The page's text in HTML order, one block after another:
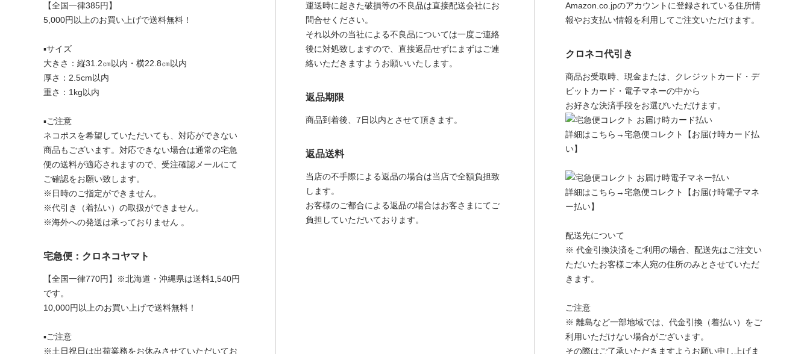
【全国一律385円】
5,000円以上のお買い上げで送料無料！
▪︎サイズ
大きさ：縦31.2㎝以内・横22.8㎝以内
厚さ：2.5cm以内
重さ：1kg以内
▪︎ご注意
ネコポスを希望していただいても、対応ができない
商品もございます。対応できない場合は通常の宅急
便の送料が適応されますので、受注確認メールにて
ご確認をお願い致します。
※日時のご指定ができません。
※代引き（着払い）の取扱ができません。
※海外への発送は承っておりません 。
宅急便：クロネコヤマト
【全国一律770円】※北海道・沖縄県は送料1,540円
です。
10,000円以上のお買い上げで送料無料！
▪︎ご注意
※土日祝日は出荷業務をお休みさせていただいてお
運送時に起きた破損等の不良品は直接配送会社にお
問合せください。
それ以外の当社による不良品については一度ご連絡
後に対処致しますので、直接返品せずにまずはご連
絡いただきますようお願いいたします。
返品期限
商品到着後、7日以内とさせて頂きます。
返品送料
当店の不手際による返品の場合は当店で全額負担致
します。
お客様のご都合による返品の場合はお客さまにてご
負担していただいております。
Amazon.co.jpのアカウントに登録されている住所情
報やお支払い情報を利用してご注文いただけます。
クロネコ代引き
商品お受取時、現金または、クレジットカード・デ
ビットカード・電子マネーの中から
お好きな決済手段をお選びいただけます。
詳細はこちら→宅急便コレクト【お届け時カード払
い】
詳細はこちら→宅急便コレクト【お届け時電子マネ
ー払い】
配送先について
※ 代金引換決済をご利用の場合、配送先はご注文い
ただいたお客様ご本人宛の住所のみとさせていただ
きます。
ご注意
※ 離島など一部地域では、代金引換（着払い）をご
利用いただけない場合がございます。
その際はご了承いただきますようお願い申し上げま